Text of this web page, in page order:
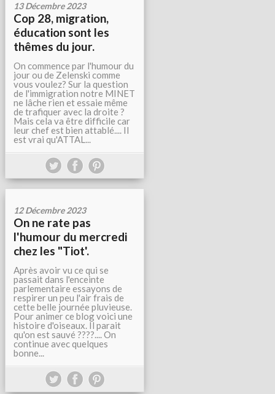
13 Décembre 2023
Cop 28, migration,
éducation sont les
thêmes du jour.
On commence par l'humour du
jour ou de Zelenski comme
vous voulez? Sur la question
de l'immigration notre MINET
ne lâche rien et essaie même
de trafiquer avec la droite ?
Mais cela va être difficile car
leur chef est bien attablé.... Il
est vrai qu'ATTAL...
12 Décembre 2023
On ne rate pas
l'humour du mercredi
chez les "Tiot'.
Après avoir vu ce qui se
passait dans l'enceinte
parlementaire essayons de
respirer un peu l'air frais de
cette belle journée pluvieuse.
Pour animer ce blog voici une
histoire d'oiseaux. Il parait
qu'on est sauvé ????.... On
continue avec quelques
bonne...